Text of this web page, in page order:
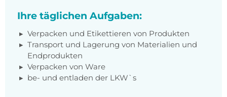
Ihre täglichen Aufgaben:
Verpacken und Etikettieren von Produkten
Transport und Lagerung von Materialien und
Endprodukten
Verpacken von Ware
be- und entladen der LKW`s